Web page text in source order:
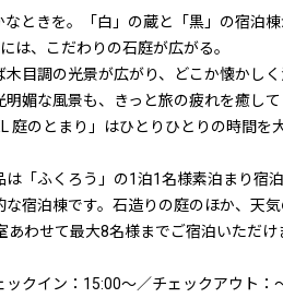
ときを。「白」の蔵と「黒」の宿泊
は、こだわりの石庭が広がる。
目調の光景が広がり、どこか懐かしく
明媚な風景も、きっと旅の疲れを癒し
庭のとまり」はひとりひとりの時間を
「ふくろう」の1泊1名様素泊まり宿泊
宿泊棟です。石造りの庭のほか、天
あわせて最大8名様までご宿泊いただけ
クイン：15:00〜／チェックアウト：